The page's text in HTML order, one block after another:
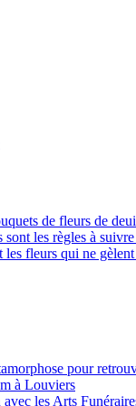
de fleurs de
les règles à
fleurs qui ne gèlent
pour
à Louviers
les Arts